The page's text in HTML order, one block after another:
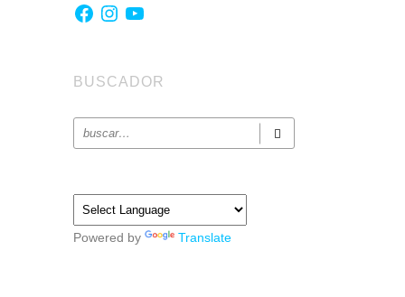
Facebook
Instagram
YouTube
BUSCADOR
Powered by Translate